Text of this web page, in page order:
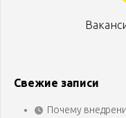
Свежие записи
Почему